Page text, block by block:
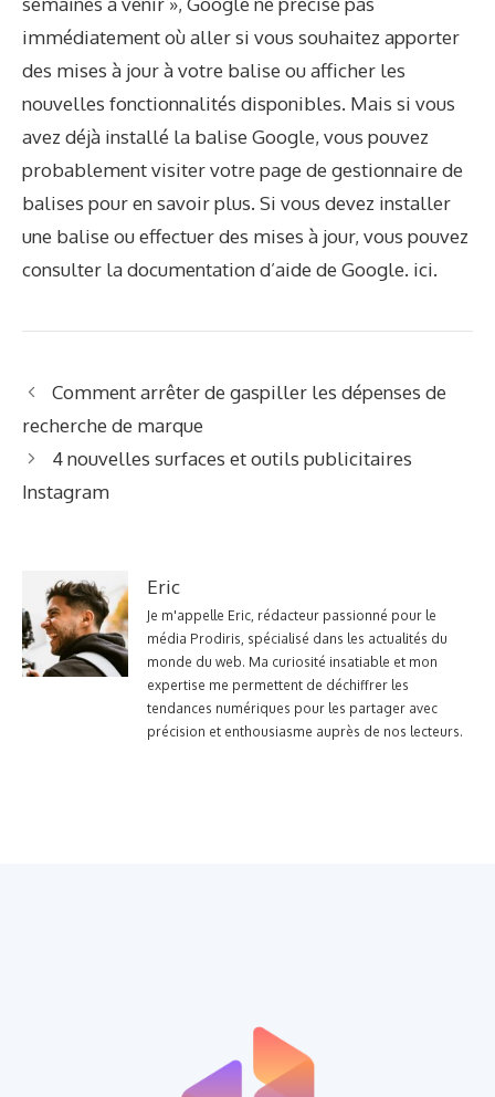
immédiatement où aller si vous souhaitez apporter
des mises à jour à votre balise ou afficher les
nouvelles fonctionnalités disponibles. Mais si vous
avez déjà installé la balise Google, vous pouvez
probablement visiter votre page de gestionnaire de
balises pour en savoir plus. Si vous devez installer
une balise ou effectuer des mises à jour, vous pouvez
consulter la documentation d’aide de Google. ici.
Comment arrêter de gaspiller les dépenses de
recherche de marque
4 nouvelles surfaces et outils publicitaires
Instagram
Eric
Je m'appelle Eric, rédacteur passionné pour le
média Prodiris, spécialisé dans les actualités du
monde du web. Ma curiosité insatiable et mon
expertise me permettent de déchiffrer les
tendances numériques pour les partager avec
précision et enthousiasme auprès de nos lecteurs.